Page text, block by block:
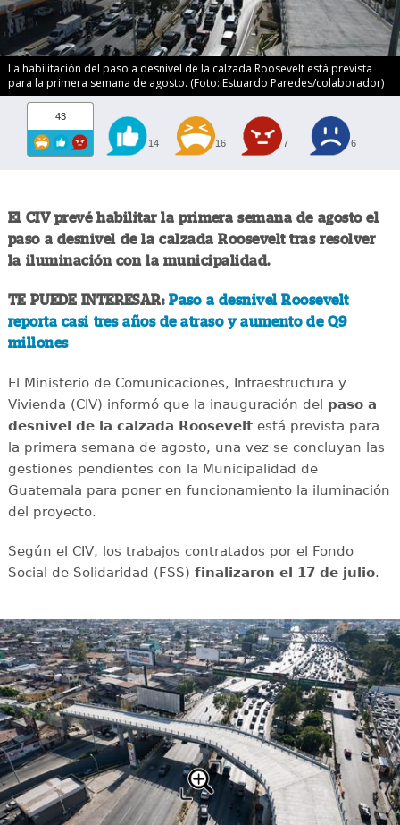
La habilitación del paso a desnivel de la calzada Roosevelt está prevista
para la primera semana de agosto. (Foto: Estuardo Paredes/colaborador)
43
14 16 7 6
El CIV prevé habilitar la primera semana de agosto el
paso a desnivel de la calzada Roosevelt tras resolver
la iluminación con la municipalidad.
TE PUEDE INTERESAR:Paso a desnivel Roosevelt
reporta casi tres años de atraso y aumento de Q9
millones
El Ministerio de Comunicaciones, Infraestructura y
Vivienda (CIV) informó que la inauguración del paso a
desnivel de la calzada Rooseveltestá prevista para
la primera semana de agosto, una vez se concluyan las
gestiones pendientes con la Municipalidad de
Guatemala para poner en funcionamiento la iluminación
del proyecto.
Según el CIV, los trabajos contratados por el Fondo
Social de Solidaridad (FSS) finalizaron el 17 de julio.